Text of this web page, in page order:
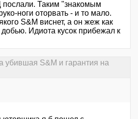
Таким "знакомым
ноги оторвать - и то мало.
S&M виснет, а он жеж как
Идиота кусок прибежал к
убившая S&M и гарантия на